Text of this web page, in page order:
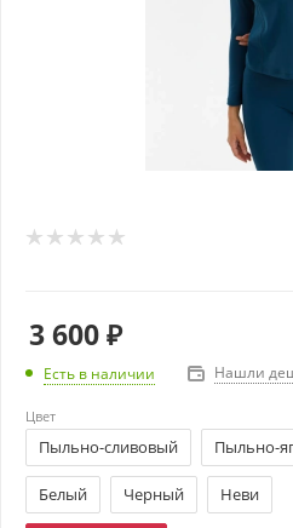
3 600₽
Есть в наличии Нашли
Цвет
Пыльно-сливовый Пыльно-
Белый Черный Неви